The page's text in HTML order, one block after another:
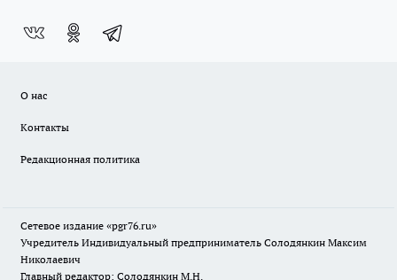
О нас
Контакты
Редакционная политика
Сетевое издание «pgr76.ru»
Учредитель Индивидуальный предприниматель Солодянкин Максим
Николаевич
Главный редактор: Солодянкин М.Н.